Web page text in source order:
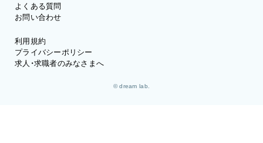
よくある質問
お問い合わせ
利用規約
プライバシーポリシー
求人・求職者のみなさまへ
© dream lab.